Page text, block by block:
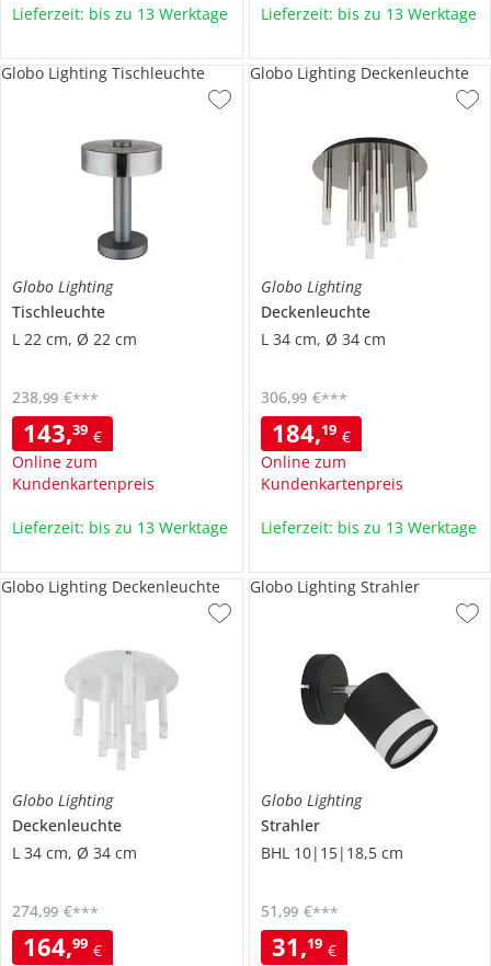
Lieferzeit: bis zu 13 Werktage Lieferzeit: bis zu 13 Werktage
Globo Lighting
Tischleuchte
L 22 cm, Ø 22 cm
143,39 €
Online zum
Kundenkartenpreis
238,99 €***
Globo Lighting Tischleuchte
Lieferzeit: bis zu 13 Werktage
Globo Lighting
Deckenleuchte
L 34 cm, Ø 34 cm
184,19 €
Online zum
Kundenkartenpreis
306,99 €***
Globo Lighting Deckenleuchte
Lieferzeit: bis zu 13 Werktage
Globo Lighting
Deckenleuchte
L 34 cm, Ø 34 cm
164,99 €
274,99 €***
Globo Lighting Deckenleuchte
Globo Lighting
Strahler
BHL 10|15|18,5 cm
31,19 €
51 ,99 €***
Globo Lighting Strahler